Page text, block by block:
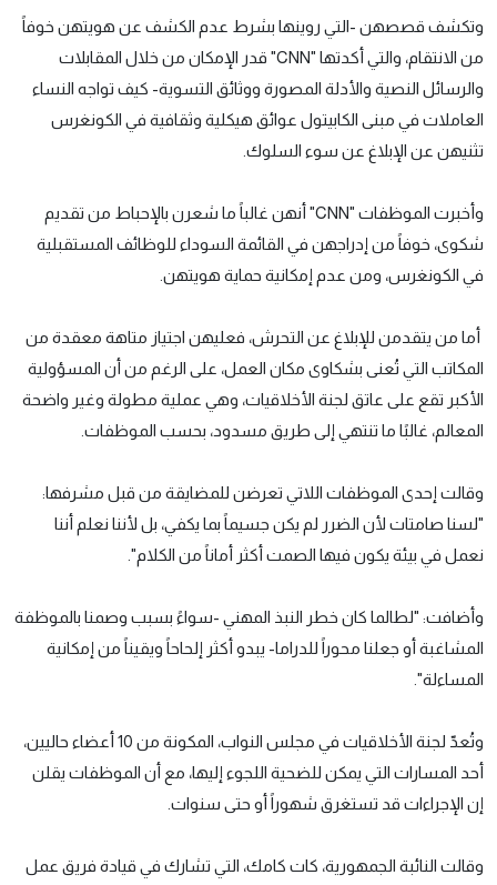
وتكشف قصصهن -التي روينها بشرط عدم الكشف عن هويتهن خوفاً
من الانتقام، والتي أكدتها "CNN" قدر الإمكان من خلال المقابلات
والرسائل النصية والأدلة المصورة ووثائق التسوية- كيف تواجه النساء
العاملات في مبنى الكابيتول عوائق هيكلية وثقافية في الكونغرس
تثنيهن عن الإبلاغ عن سوء السلوك.
وأخبرت الموظفات "CNN" أنهن غالباً ما شعرن بالإحباط من تقديم
شكوى، خوفاً من إدراجهن في القائمة السوداء للوظائف المستقبلية
في الكونغرس، ومن عدم إمكانية حماية هويتهن.
أما من يتقدمن للإبلاغ عن التحرش، فعليهن اجتياز متاهة معقدة من
المكاتب التي تُعنى بشكاوى مكان العمل، على الرغم من أن المسؤولية
الأكبر تقع على عاتق لجنة الأخلاقيات، وهي عملية مطولة وغير واضحة
المعالم، غالبًا ما تنتهي إلى طريق مسدود، بحسب الموظفات.
وقالت إحدى الموظفات اللاتي تعرضن للمضايقة من قبل مشرفها:
"لسنا صامتات لأن الضرر لم يكن جسيماً بما يكفي، بل لأننا نعلم أننا
نعمل في بيئة يكون فيها الصمت أكثر أماناً من الكلام".
وأضافت: "لطالما كان خطر النبذ المهني -سواءً بسبب وصمنا بالموظفة
المشاغبة أو جعلنا محوراً للدراما- يبدو أكثر إلحاحاً ويقيناً من إمكانية
المساءلة".
وتُعدّ لجنة الأخلاقيات في مجلس النواب، المكونة من 10 أعضاء حاليين،
أحد المسارات التي يمكن للضحية اللجوء إليها، مع أن الموظفات يقلن
إن الإجراءات قد تستغرق شهوراً أو حتى سنوات.
وقالت النائبة الجمهورية، كات كامك، التي تشارك في قيادة فريق عمل